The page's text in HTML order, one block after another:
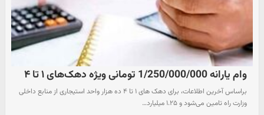
وام یارانه 1/250/000/000 تومانی ویژه دهک‌های ۱ تا ۴
براساس آخرین اطلاعات، برای دهک های ۱ تا ۴ ده هزار واحد استیجاری از منابع داخلی
وزارت راه تامین می‌شود و ۱.۲۵ میلیارد…